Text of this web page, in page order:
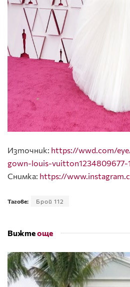
Източник: https://wwd.com/
gown-louis-vuitton1234809677-
Снимка: https://
Тагове: Брой 112
Вижтеоще